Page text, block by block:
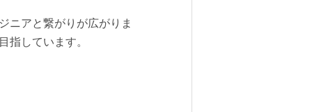
ニアと繋がりが広がりま
しています。